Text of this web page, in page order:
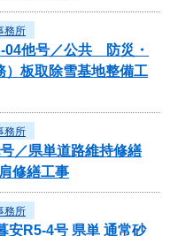
務所
04他号／公共 防災・
）板取除雪基地整備工
務所
／県単道路維持修繕
修繕工事
務所
安R5-4号 県単 通常砂